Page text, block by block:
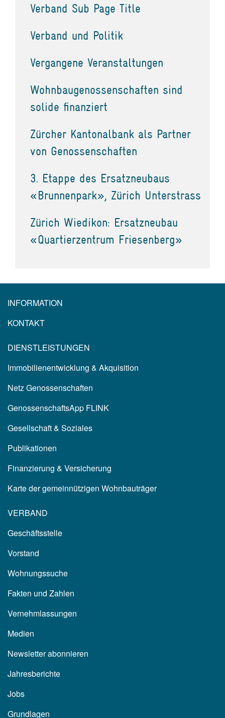
Verband Sub Page Title
Verband und Politik
Vergangene Veranstaltungen
Wohnbaugenossenschaften sind
solide finanziert
Zürcher Kantonalbank als Partner
von Genossenschaften
3. Etappe des Ersatzneubaus
«Brunnenpark», Zürich Unterstrass
Zürich Wiedikon: Ersatzneubau
«Quartierzentrum Friesenberg»
INFORMATION
KONTAKT
DIENSTLEISTUNGEN
Immobilienentwicklung & Akquisition
Netz Genossenschaften
GenossenschaftsApp FLINK
Gesellschaft & Soziales
Publikationen
Finanzierung & Versicherung
Karte der gemeinnützigen Wohnbauträger
VERBAND
Geschäftsstelle
Vorstand
Wohnungssuche
Fakten und Zahlen
Vernehmlassungen
Medien
Newsletter abonnieren
Jahresberichte
Jobs
Grundlagen